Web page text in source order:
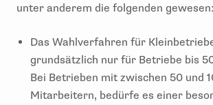
unter anderem die folgenden gewesen:
Das Wahlverfahren für
grundsätzlich nur für Betriebe bis
Bei Betrieben mit zwischen 50 und
Mitarbeitern, bedürfe es einer